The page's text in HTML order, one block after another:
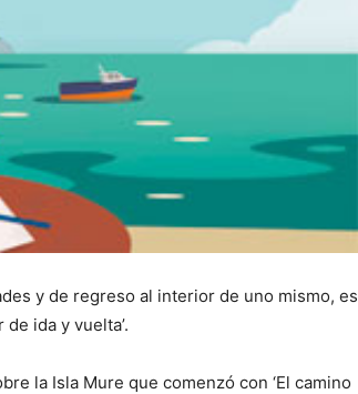
y de regreso al interior de uno mismo, es
ida y vuelta’.
la Isla Mure que comenzó con ‘El camino